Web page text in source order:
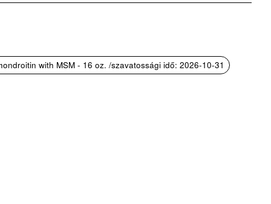
with MSM - 16 oz. /szavatossági idő: 2026-10-31